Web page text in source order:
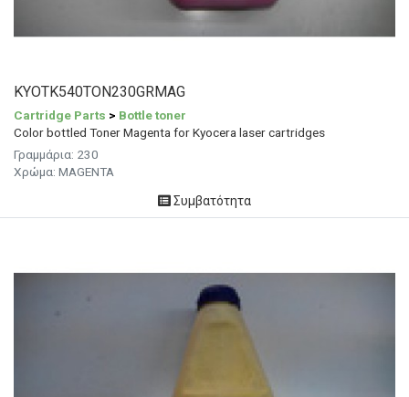
KYOTK540TON230GRMAG
Cartridge Parts > Bottle toner
Color bottled Toner Magenta for Kyocera laser cartridges
Γραμμάρια: 230
Χρώμα: MAGENTA
Συμβατότητα